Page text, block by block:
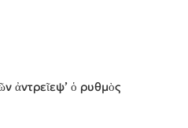
ἀντρεῖεψ’ ὁ ρυθμὸς